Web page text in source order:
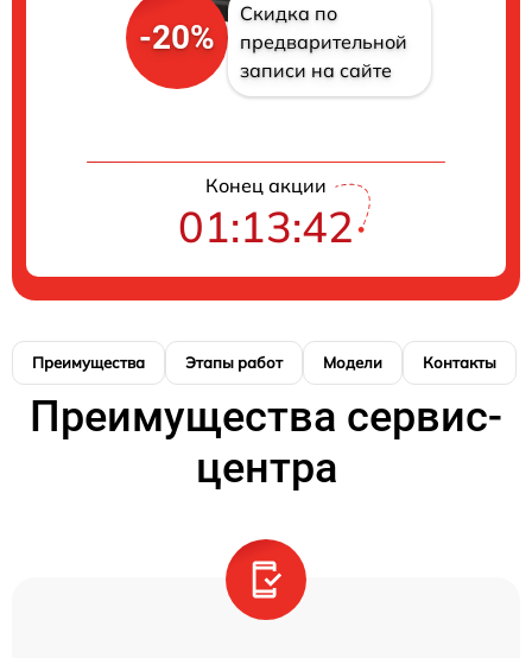
-20%
Скидка по
предварительной
записи на сайте
Конец акции
01:13:41
Преимущества Этапы работ Модели Контакты
Преимущества сервис-
центра